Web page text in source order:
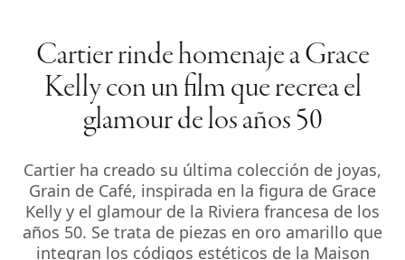
Cartier rinde homenaje a Grace
Kelly con un film que recrea el
glamour de los años 50
Cartier ha creado su última colección de joyas,
Grain de Café, inspirada en la figura de Grace
Kelly y el glamour de la Riviera francesa de los
años 50. Se trata de piezas en oro amarillo que
integran los códigos estéticos de la Maison